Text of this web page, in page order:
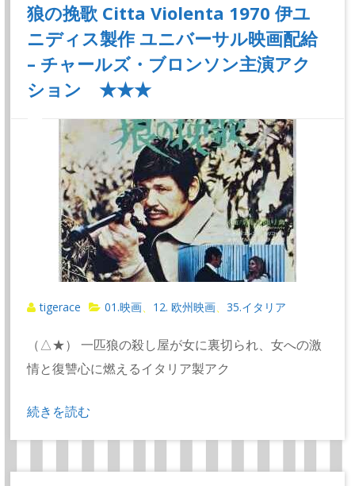
狼の挽歌 Citta Violenta 1970 伊ユ
ニディス製作 ユニバーサル映画配給
– チャールズ・ブロンソン主演アク
ション ★★★
tigerace 01.映画 12. 欧州映画 、35.イタリア
（△★） 一匹狼の殺し屋が女に裏切られ、女への激
情と復讐心に燃えるイタリア製アク
続きを読む